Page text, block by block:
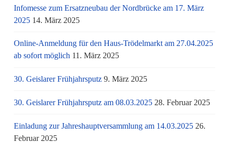
Infomesse zum Ersatzneubau der Nordbrücke am 17. März
2025 14. März 2025
Online-Anmeldung für den Haus-Trödelmarkt am 27.04.2025
ab sofort möglich 11. März 2025
30. Geislarer Frühjahrsputz 9. März 2025
30. Geislarer Frühjahrsputz am 08.03.2025 28. Februar 2025
Einladung zur Jahreshauptversammlung am 14.03.2025 26.
Februar 2025